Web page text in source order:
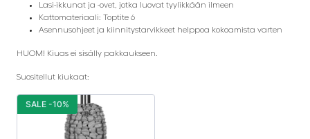
Lasi-ikkunat ja -ovet, jotka luovat tyylikkään ilmeen
Kattomateriaali: Toptite 6
Asennusohjeet ja kiinnitystarvikkeet helppoa kokoamista varten
HUOM! Kiuas ei sisälly pakkaukseen.
Suositellut kiukaat:
SALE -10%